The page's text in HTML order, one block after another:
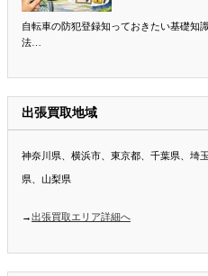
自転車の防犯登録知っておきたい基礎知
法…
出張買取地域
神奈川県、横浜市、東京都、千葉県、埼
県、山梨県
→出張買取エリア詳細へ